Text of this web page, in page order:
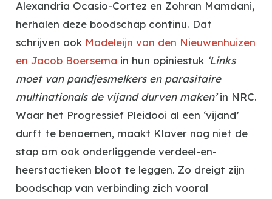
Alexandria Ocasio-Cortez en Zohran Mamdani,
herhalen deze boodschap continu. Dat
schrijven ook Madeleijn van den Nieuwenhuizen
en Jacob Boersema in hun opiniestuk‘Links
moet van pandjesmelkers en parasitaire
multinationals de vijand durven maken’in NRC.
Waar het Progressief Pleidooi al een ‘vijand’
durft te benoemen, maakt Klaver nog niet de
stap om ook onderliggende verdeel-en-
heerstactieken bloot te leggen. Zo dreigt zijn
boodschap van verbinding zich vooral